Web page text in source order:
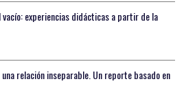
experiencias didácticas a partir de la
relación inseparable. Un reporte basado en